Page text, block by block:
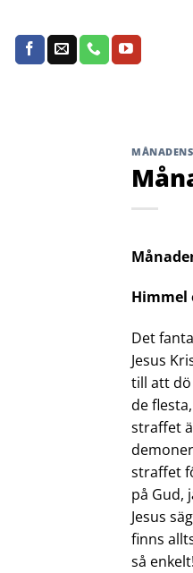
content
Himmel
Det
Jesus
till att dö
de
straffet
straffet
på Gud,
Jesus
finns
så